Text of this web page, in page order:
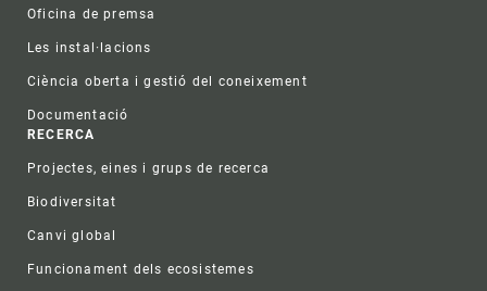
Oficina de premsa
Les instal·lacions
Ciència oberta i gestió del coneixement
Documentació
RECERCA
Projectes, eines i grups de recerca
Biodiversitat
Canvi global
Funcionament dels ecosistemes